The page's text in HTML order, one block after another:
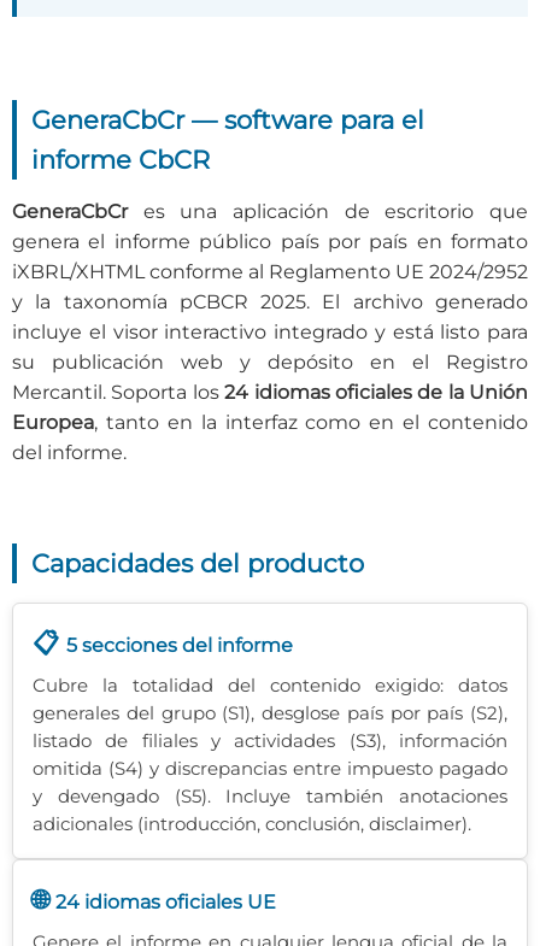
GeneraCbCr — software para el
informe CbCR
GeneraCbCres una aplicación de escritorio que
genera el informe público país por país en formato
iXBRL/XHTML conforme al Reglamento UE 2024/2952
y la taxonomía pCBCR 2025. El archivo generado
incluye el visor interactivo integrado y está listo para
su publicación web y depósito en el Registro
Mercantil. Soporta los24 idiomas oficiales de la Unión
Europea, tanto en la interfaz como en el contenido
del informe.
Capacidades del producto
📋 5 secciones del informe
Cubre la totalidad del contenido exigido: datos
generales del grupo (S1), desglose país por país (S2),
listado de filiales y actividades (S3), información
omitida (S4) y discrepancias entre impuesto pagado
y devengado (S5). Incluye también anotaciones
adicionales (introducción, conclusión, disclaimer).
🌐 24 idiomas oficiales UE